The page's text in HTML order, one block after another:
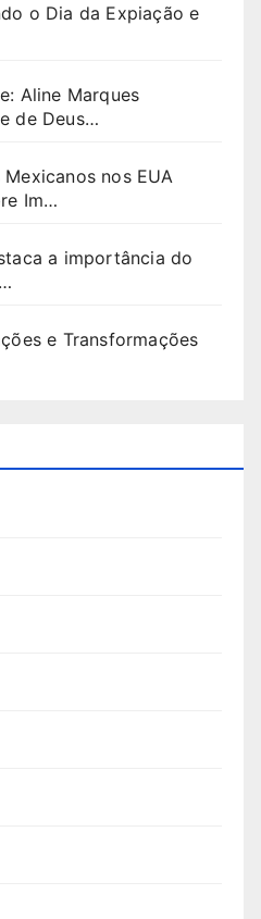
o Dia da Expiação e
Aline Marques
de Deus…
nos EUA
Im…
a importância do
e Transformações